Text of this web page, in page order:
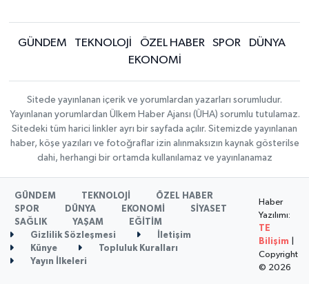
GÜNDEM TEKNOLOJİ ÖZEL HABER SPOR
DÜNYA
EKONOMİ
Sitede yayınlanan içerik ve yorumlardan yazarları sorumludur.
Yayınlanan yorumlardan Ülkem Haber Ajansı (ÜHA) sorumlu tutulamaz.
Sitedeki tüm harici linkler ayrı bir sayfada açılır. Sitemizde yayınlanan
haber, köşe yazıları ve fotoğraflar izin alınmaksızın kaynak gösterilse
dahi, herhangi bir ortamda kullanılamaz ve yayınlanamaz
GÜNDEM TEKNOLOJİ
ÖZEL HABER
SPOR
DÜNYA EKONOMİ
SİYASET
SAĞLIK
YAŞAM
EĞİTİM
Gizlilik Sözleşmesi
İletişim
Künye
Topluluk Kuralları
Yayın İlkeleri
Haber
Yazılımı:
TE
Bilişim
Copyright
© 2026